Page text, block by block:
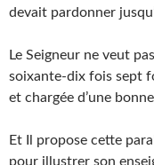
devait pardonner
Le Seigneur ne veut
soixante-dix fois sept
et chargée d’une
Et Il propose cette
pour illustrer son